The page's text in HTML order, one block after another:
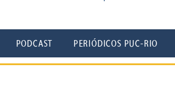
PODCAST PERIÓDICOS PUC-RIO